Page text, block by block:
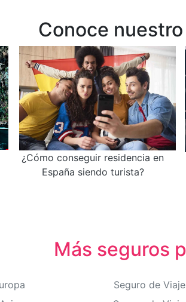
Conoce
¿Cómo conseguir residencia en
España siendo turista?
Más seguros
Seguro de